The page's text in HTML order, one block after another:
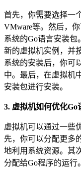
首先，你需要选择一
VMware等。然后，
系统的Go语言安装
新的虚拟机实例，并
系统的安装后，你可
中。最后，在虚拟机
安装包进行安装。
3. 虚拟机如何优化Go
虚拟机可以通过一些
先，你可以分配更多
地利用系统资源。其
分配给Go程序的运